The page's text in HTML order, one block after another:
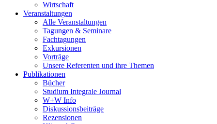
Wirtschaft
Veranstaltungen
Alle Veranstaltungen
Tagungen & Seminare
Fachtagungen
Exkursionen
Vorträge
Unsere Referenten und ihre Themen
Publikationen
Bücher
Studium Integrale Journal
W+W Info
Diskussionsbeiträge
Rezensionen